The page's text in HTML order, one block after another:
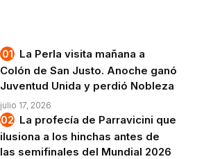
La Perla visita mañana a
Colón de San Justo. Anoche ganó
Juventud Unida y perdió Nobleza
julio 17, 2026
La profecía de Parravicini que
ilusiona a los hinchas antes de
las semifinales del Mundial 2026